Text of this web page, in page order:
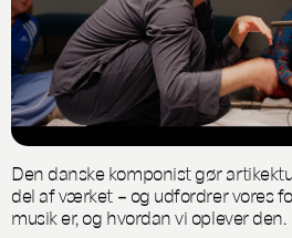
Den danske komponist gør
del af værket – og udfordrer vores
musik er, og hvordan vi oplever den.